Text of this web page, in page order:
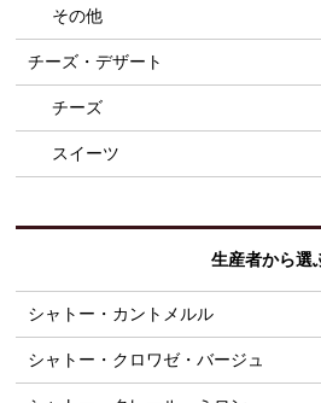
その他
チーズ・デザート
チーズ
スイーツ
生産者から選
シャトー・カントメルル
シャトー・クロワゼ・バージュ